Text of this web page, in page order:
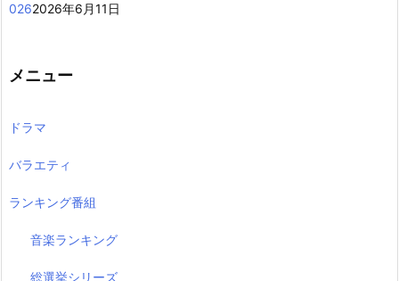
0262026年6月11日
メニュー
ドラマ
バラエティ
ランキング番組
音楽ランキング
総選挙シリーズ